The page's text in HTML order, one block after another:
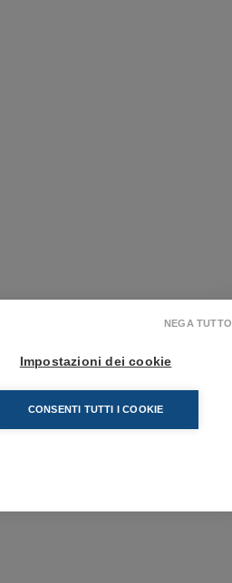
Impostazioni dei cookie
NEGA TUTTO
CONSENTI TUTTI I COOKIE